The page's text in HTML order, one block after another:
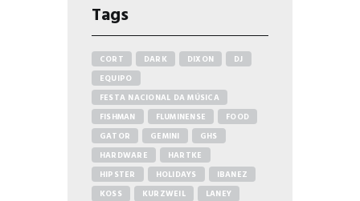
Tags
CORT DARK DIXON
DJ
EQUIPO
FESTA NACIONAL DA MÚSICA
FISHMAN
FLUMINENSE
FOOD
GATOR
GEMINI
GHS
HARDWARE
HARTKE
HIPSTER
HOLIDAYS
IBANEZ
KOSS
KURZWEIL
LANEY